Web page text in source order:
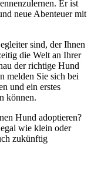
Er ist
neue Abenteuer mit
sind, der Ihnen
die Welt an Ihrer
der richtige Hund
melden Sie sich bei
und ein erstes
können.
Hund adoptieren?
wie klein oder
zukünftig